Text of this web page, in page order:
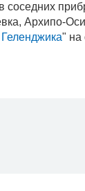
соседних
Архипо-
" на